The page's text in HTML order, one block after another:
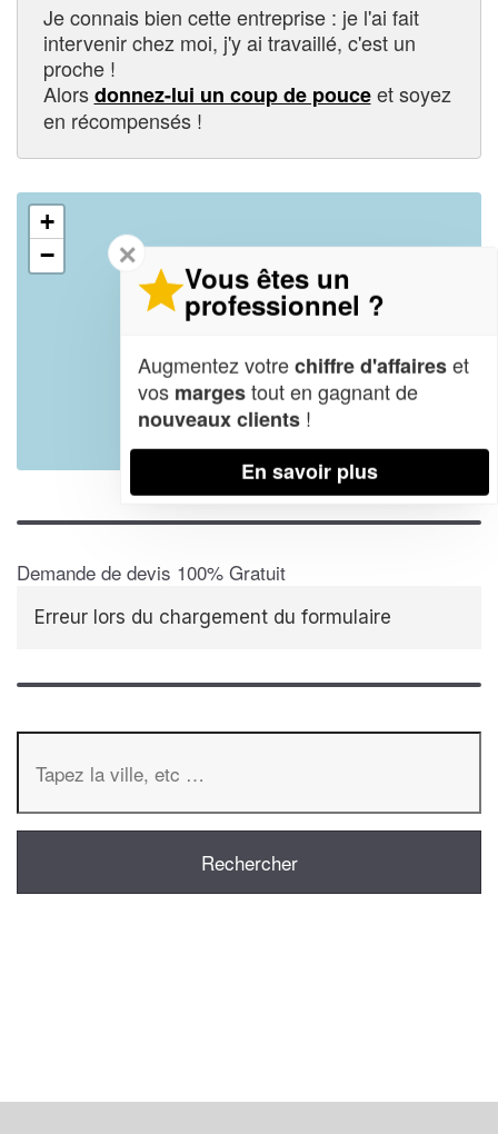
Je connais bien cette entreprise : je l'ai fait
intervenir chez moi, j'y ai travaillé, c'est un
proche !
Alorsdonnez-lui un coup de pouceet soyez
en récompensés !
+
−
| Map data © OpenStreetMap contributors,
Demande de devis 100% Gratuit
Erreur lors du chargement du formulaire
✕
Vous êtes un
professionnel ?
Augmentez votrechiffre d'affaireset
vos margestout en gagnant de
nouveaux clients !
En savoir plus